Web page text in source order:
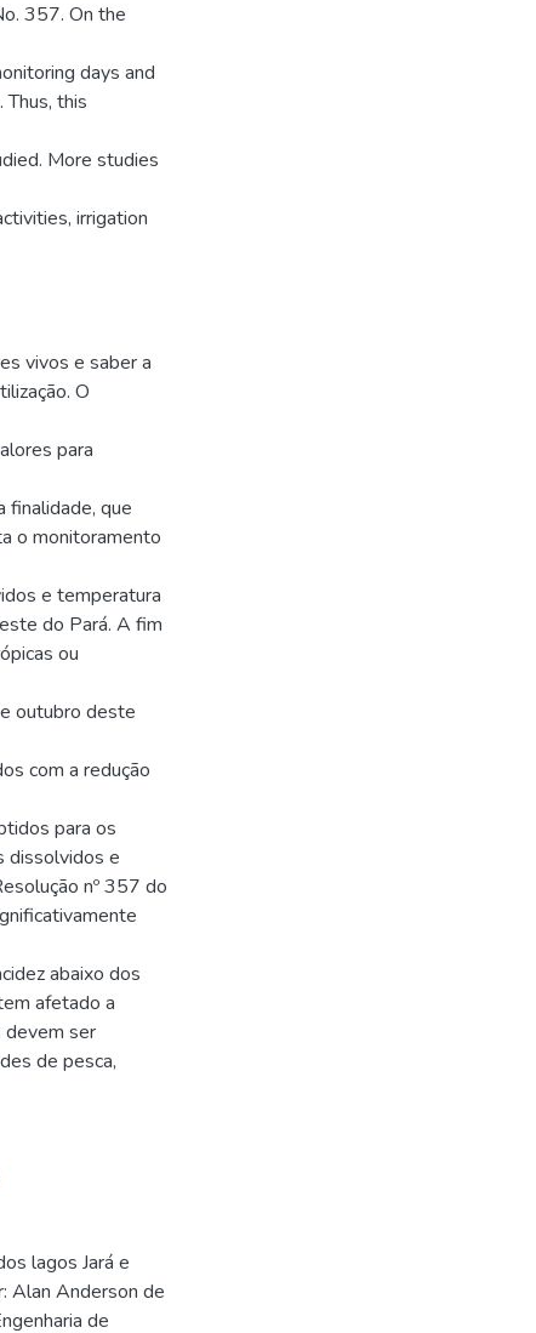
357. On the
days and
this
More studies
irrigation
vivos e saber a
O
para
finalidade, que
o monitoramento
e temperatura
do Pará. A fim
ou
outubro deste
com a redução
para os
dissolvidos e
nº 357 do
abaixo dos
afetado a
devem ser
de pesca,
lagos Jará e
Alan Anderson de
de